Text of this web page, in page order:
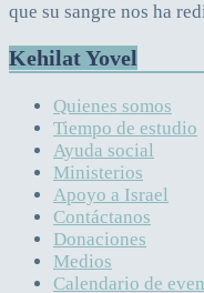
que su sangre nos ha
Kehilat Yovel
Quienes somos
Tiempo de estudio
Ayuda social
Ministerios
Apoyo a Israel
Contáctanos
Donaciones
Medios
Calendario de